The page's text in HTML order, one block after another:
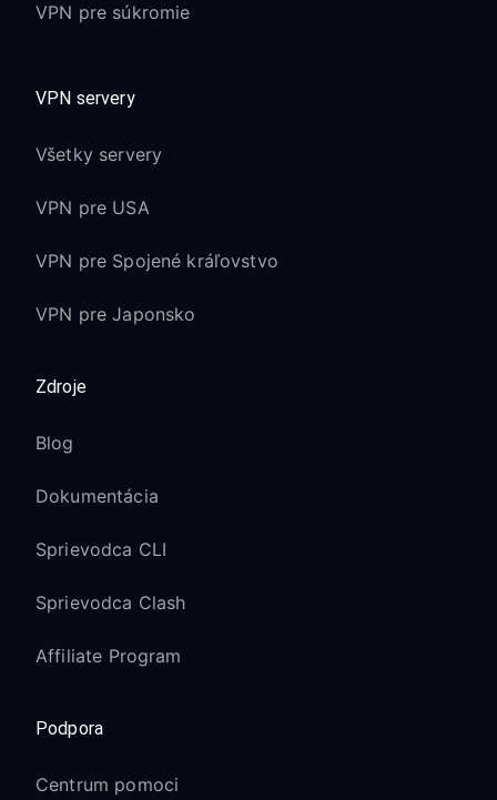
VPN pre súkromie
VPN servery
Všetky servery
VPN pre USA
VPN pre Spojené kráľovstvo
VPN pre Japonsko
Zdroje
Blog
Dokumentácia
Sprievodca CLI
Sprievodca Clash
Affiliate Program
Podpora
Centrum pomoci